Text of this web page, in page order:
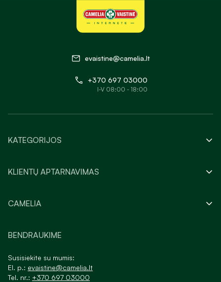
evaistine@camelia.lt
+370 697 03000
I-V 08:00 - 18:00
KATEGORIJOS
KLIENTŲ APTARNAVIMAS
CAMELIA
BENDRAUKIME
Susisiekite su mumis:
El. p.: evaistine@camelia.lt
Tel. nr.: +370 697 03000